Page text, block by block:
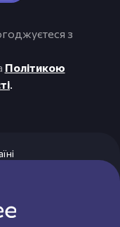
з
Політикою
.